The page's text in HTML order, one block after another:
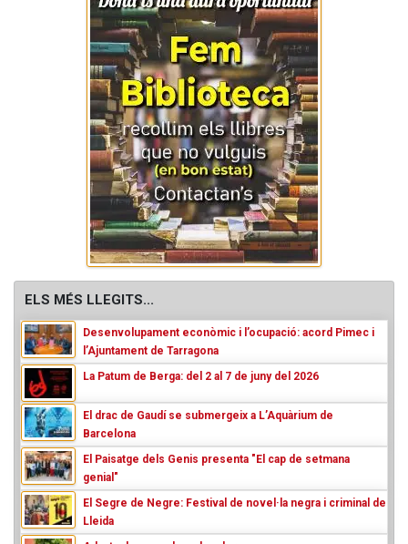
ELS MÉS LLEGITS...
Desenvolupament econòmic i l’ocupació: acord Pimec i
l’Ajuntament de Tarragona
La Patum de Berga: del 2 al 7 de juny del 2026
El drac de Gaudí se submergeix a L’Aquàrium de
Barcelona
El Paisatge dels Genis presenta "El cap de setmana
genial"
El Segre de Negre: Festival de novel·la negra i criminal de
Lleida